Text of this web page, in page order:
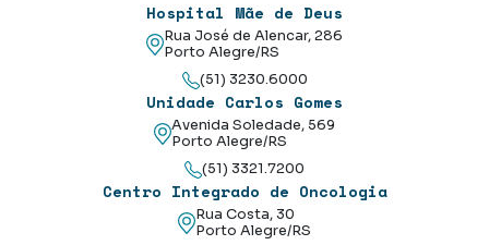
Hospital Mãe de Deus
Rua José de Alencar, 286
Porto Alegre/RS
(51) 3230.6000
Unidade Carlos Gomes
Avenida Soledade, 569
Porto Alegre/RS
(51) 3321.7200
Centro Integrado de Oncologia
Rua Costa, 30
Porto Alegre/RS